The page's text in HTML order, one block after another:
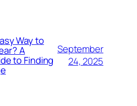
Way to
A
to Finding
September
24, 2025